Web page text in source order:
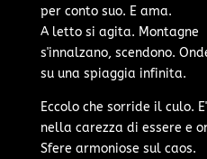
per conto suo. E ama.
A letto si agita. Montagne
s'innalzano, scendono.
su una spiaggia infinita.
Eccolo che sorride il culo.
nella carezza di essere e
Sfere armoniose sul caos.